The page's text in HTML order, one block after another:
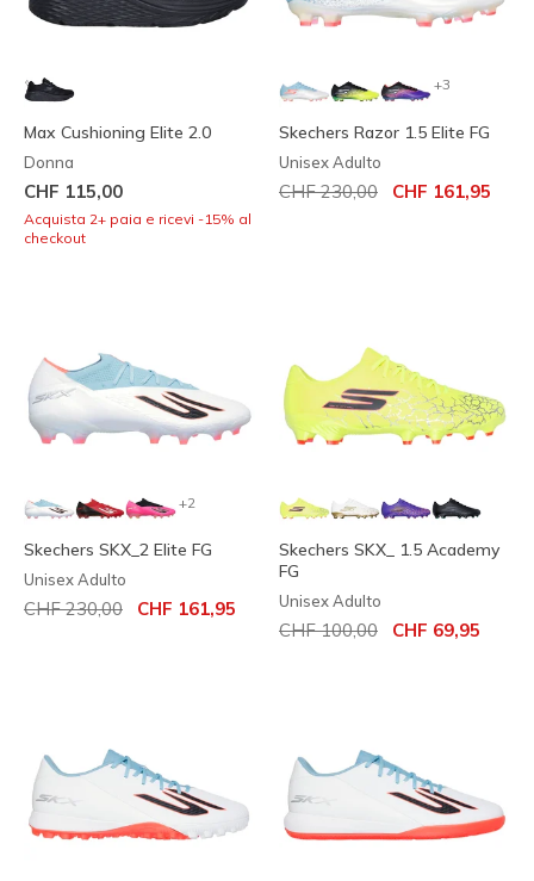
Max Cushioning Elite 2.0
Donna
CHF 115,00
Acquista 2+ paia e ricevi -15% al
checkout
+3
Skechers Razor 1.5 Elite FG
Unisex Adulto
Prezzo ridotto da
CHF 230,00 per
CHF 161,95
+2
Skechers SKX_2 Elite FG
Unisex Adulto
Prezzo ridotto da
CHF 230,00 per
CHF 161,95
Skechers SKX_ 1.5 Academy
FG
Unisex Adulto
Prezzo ridotto da
CHF 100,00 per
CHF 69,95